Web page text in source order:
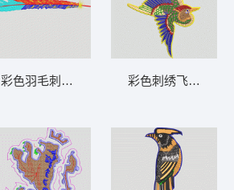
彩色羽毛刺绣图案 羽毛 彩色刺绣飞鸟图案 鸟